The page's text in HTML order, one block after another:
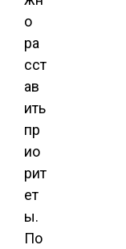
о
ра
сст
ав
ить
пр
ио
рит
ет
ы.
По